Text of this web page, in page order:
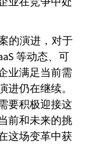
的演进，对于
等动态、可
业满足当前需
仍在继续。
要积极迎接这
前和未来的挑
这场变革中获